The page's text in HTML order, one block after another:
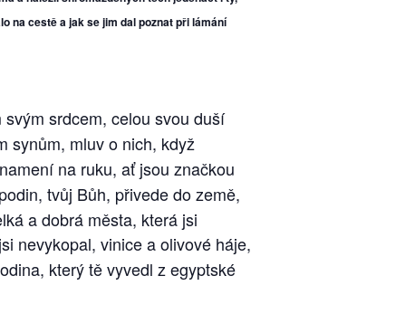
na cestě a jak se jim dal poznat při lámání
srdcem, celou svou duší
synům, mluv o nich, když
na ruku, ať jsou značkou
tvůj Bůh, přivede do země,
a dobrá města, která jsi
nevykopal, vinice a olivové háje,
který tě vyvedl z egyptské